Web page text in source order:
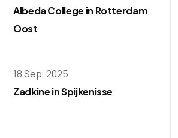
Albeda College in Rotterdam
Oost
18 Sep, 2025
Zadkine in Spijkenisse